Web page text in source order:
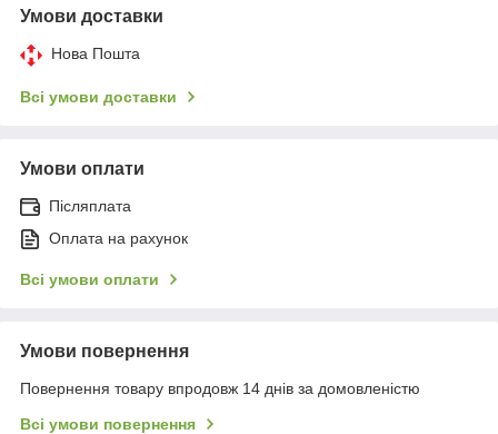
Умови доставки
Нова Пошта
Всі умови доставки
Умови оплати
Післяплата
Оплата на рахунок
Всі умови оплати
Умови повернення
Повернення товару впродовж 14 днів за домовленістю
Всі умови повернення